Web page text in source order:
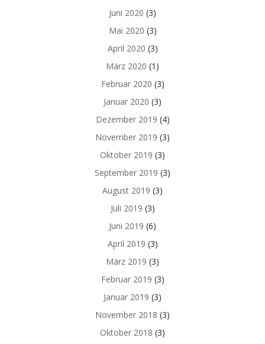
Juni 2020 (3)
Mai 2020 (3)
April 2020 (3)
März 2020 (1)
Februar 2020 (3)
Januar 2020 (3)
Dezember 2019 (4)
November 2019 (3)
Oktober 2019 (3)
September 2019 (3)
August 2019 (3)
Juli 2019 (3)
Juni 2019 (6)
April 2019 (3)
März 2019 (3)
Februar 2019 (3)
Januar 2019 (3)
November 2018 (3)
Oktober 2018 (3)